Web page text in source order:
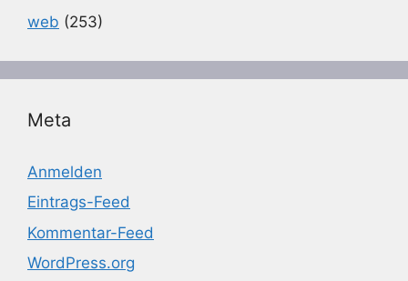
web (253)
Meta
Anmelden
Eintrags-Feed
Kommentar-Feed
WordPress.org